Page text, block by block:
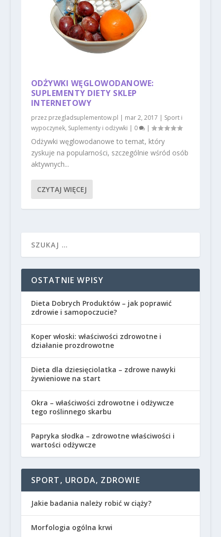
ODŻYWKI WĘGLOWODANOWE:
SUPLEMENTY DIETY SKLEP
INTERNETOWY
przez przegladsuplementow.pl | mar 2, 2017 | Sport i
wypoczynek, Suplementy i odżywki | 0 |
Odżywki węglowodanowe to temat, który
zyskuje na popularności, szczególnie wśród osób
aktywnych...
CZYTAJ WIĘCEJ
OSTATNIE WPISY
Dieta Dobrych Produktów – jak poprawić
zdrowie i samopoczucie?
Koper włoski: właściwości zdrowotne i
działanie prozdrowotne
Dieta dla dziesięciolatka – zdrowe nawyki
żywieniowe na start
Okra – właściwości zdrowotne i odżywcze
tego roślinnego skarbu
Papryka słodka – zdrowotne właściwości i
wartości odżywcze
SPORT, URODA, ZDROWIE
Jakie badania należy robić w ciąży?
Morfologia ogólna krwi